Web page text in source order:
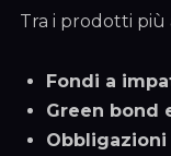
Tra i prodotti
Fondi a
Green bond
Obbligazioni